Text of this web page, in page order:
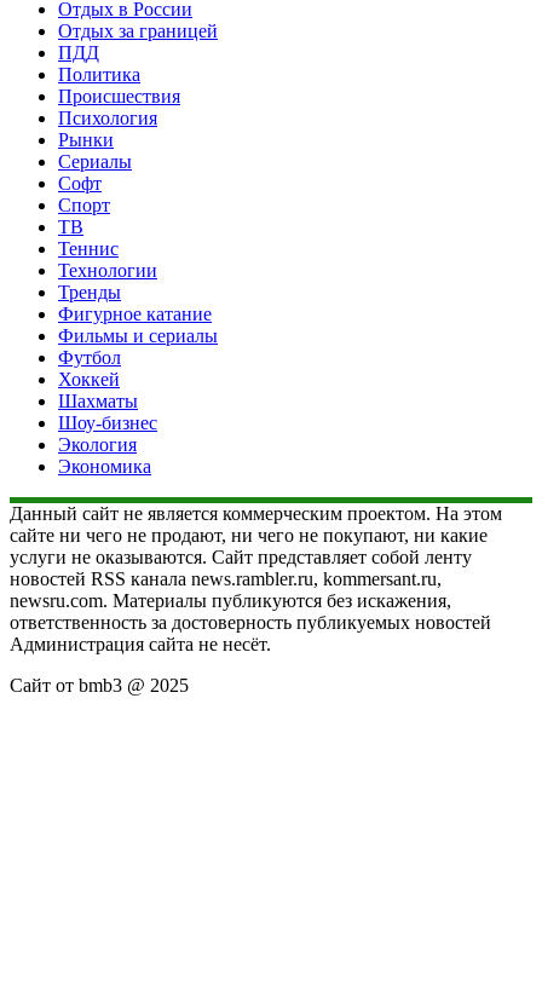
Отдых в России
Отдых за границей
ПДД
Политика
Происшествия
Психология
Рынки
Сериалы
Софт
Спорт
ТВ
Теннис
Технологии
Тренды
Фигурное катание
Фильмы и сериалы
Футбол
Хоккей
Шахматы
Шоу-бизнес
Экология
Экономика
Данный сайт не является коммерческим проектом. На этом
сайте ни чего не продают, ни чего не покупают, ни какие
услуги не оказываются. Сайт представляет собой ленту
новостей RSS канала news.rambler.ru, kommersant.ru,
newsru.com. Материалы публикуются без искажения,
ответственность за достоверность публикуемых новостей
Администрация сайта не несёт.
Сайт от bmb3 @ 2025